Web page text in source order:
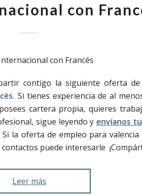
con
contigo la siguiente oferta de
Si tienes experiencia de al
cartera propia, quieres
sigue leyendo y envíanos tu
Si la oferta de empleo para
puede interesarle
Leer más